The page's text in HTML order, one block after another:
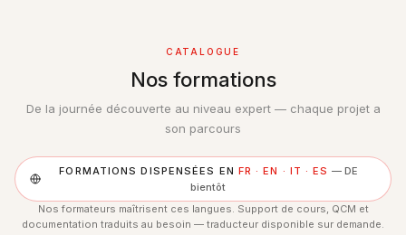
CATALOGUE
Nos formations
De la journée découverte au niveau expert — chaque projet a
son parcours
FORMATIONS DISPENSÉES EN FR · EN · IT · ES — DE
bientôt
Nos formateurs maîtrisent ces langues. Support de cours, QCM et
documentation traduits au besoin — traducteur disponible sur demande.